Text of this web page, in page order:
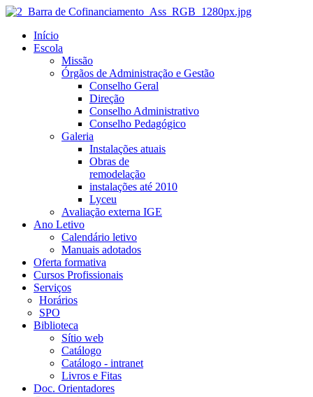
Início
Escola
Missão
Órgãos de Administração e Gestão
Conselho Geral
Direção
Conselho Administrativo
Conselho Pedagógico
Galeria
Instalações atuais
Obras de
remodelação
instalações até 2010
Lyceu
Avaliação externa IGE
Ano Letivo
Calendário letivo
Manuais adotados
Oferta formativa
Cursos Profissionais
Serviços
Horários
SPO
Biblioteca
Sítio web
Catálogo
Catálogo - intranet
Livros e Fitas
Doc. Orientadores